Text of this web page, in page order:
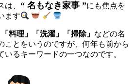
、 “ 名もなき家事 ”にも焦点を
ます
「料理」「洗濯」「掃除」 などの名
ことをいうのですが、何年も前から
るキーワードの一つなのです。